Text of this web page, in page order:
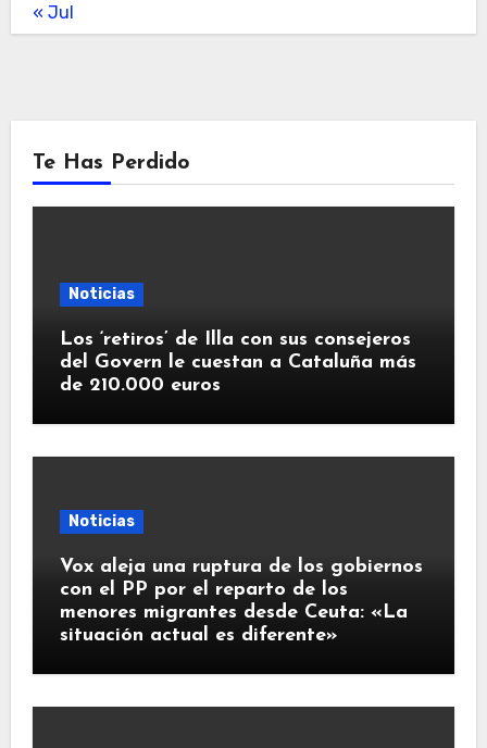
« Jul
Te Has Perdido
Noticias
Los ‘retiros’ de Illa con sus consejeros
del Govern le cuestan a Cataluña más
de 210.000 euros
Noticias
Vox aleja una ruptura de los gobiernos
con el PP por el reparto de los
menores migrantes desde Ceuta: «La
situación actual es diferente»